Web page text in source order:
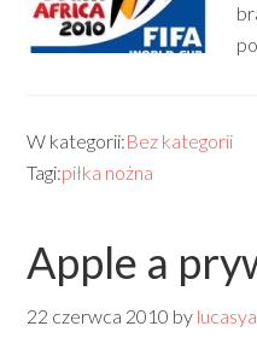
W kategorii:Bez kategorii
Tagi:piłka nożna
Apple a
22 czerwca 2010 by